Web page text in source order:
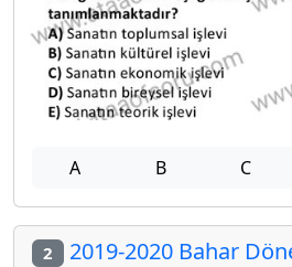
A B C
2 2019-2020 Bahar